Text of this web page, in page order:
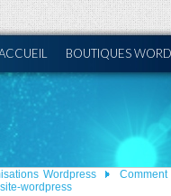
BOUTIQUES
Wordpress
wordpress